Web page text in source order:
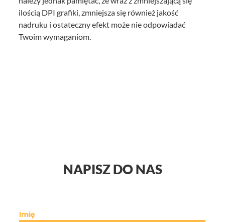
ilością DPI grafiki, zmniejsza się również jakość
nadruku i ostateczny efekt może nie odpowiadać
Twoim wymaganiom.
NAPISZ DO NAS
Imię